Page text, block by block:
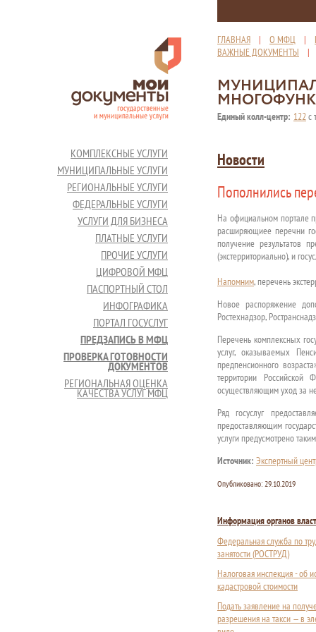
ГЛАВНАЯ | О МФЦ |
ВАЖНЫЕ ДОКУМЕНТЫ
Единый колл-центр: 122с
КОМПЛЕКСНЫЕ УСЛУГИ
МУНИЦИПАЛЬНЫЕ УСЛУГИ
РЕГИОНАЛЬНЫЕ УСЛУГИ
ФЕДЕРАЛЬНЫЕ УСЛУГИ
УСЛУГИ ДЛЯ БИЗНЕСА
ПЛАТНЫЕ УСЛУГИ
ПРОЧИЕ УСЛУГИ
ЦИФРОВОЙ МФЦ
ПАСПОРТНЫЙ СТОЛ
ИНФОГРАФИКА
ПОРТАЛ ГОСУСЛУГ
ПРЕДЗАПИСЬ В МФЦ
ПРОВЕРКА ГОТОВНОСТИ
ДОКУМЕНТОВ
РЕГИОНАЛЬНАЯ ОЦЕНКА
КАЧЕСТВА УСЛУГ МФЦ
Новости
Пополнились
На официальном портале
расширяющиее перечни
получение результатов
(экстерриториально), и
Напомним, перечень
Новое распоряжение
Ростехнадзор,
Перечень комплексных
услуг, оказываемых
предпенсионного
территории Российской
осуществляющим уход за
Ряд госуслуг
предоставляющим
услуги предусмотрено
Источник: Экспертный
Опубликовано: 29.10.2019
Информация органов
Федеральная служба по
занятости (РОСТРУД)
Налоговая инспекция - об
кадастровой стоимости
Подать заявление на
разрешения на такси — в